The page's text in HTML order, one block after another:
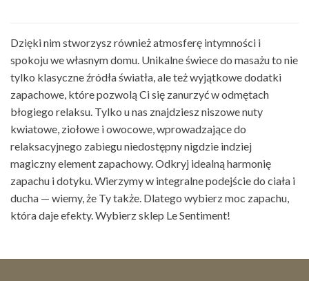
Dzięki nim stworzysz również atmosferę intymności i
spokoju we własnym domu. Unikalne świece do masażu to nie
tylko klasyczne źródła światła, ale też wyjątkowe dodatki
zapachowe, które pozwolą Ci się zanurzyć w odmętach
błogiego relaksu. Tylko u nas znajdziesz niszowe nuty
kwiatowe, ziołowe i owocowe, wprowadzające do
relaksacyjnego zabiegu niedostępny nigdzie indziej
magiczny element zapachowy. Odkryj idealną harmonię
zapachu i dotyku. Wierzymy w integralne podejście do ciała i
ducha — wiemy, że Ty także. Dlatego wybierz moc zapachu,
która daje efekty. Wybierz sklep Le Sentiment!